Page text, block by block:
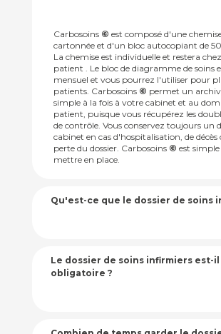
Carbosoins © est composé d'une
cartonnée et d'un bloc autocopiant de 50
La chemise est individuelle et restera
patient . Le bloc de diagramme de soins
mensuel et vous pourrez l'utiliser pour
patients. Carbosoins © permet un
simple à la fois à votre cabinet et au
patient, puisque vous récupérez les
de contrôle. Vous conservez toujours un
cabinet en cas d'hospitalisation, de décès
perte du dossier. Carbosoins © est
mettre en place.
Qu'est-ce que le dossier de soins
Le dossier de soins infirmiers est-il
obligatoire ?